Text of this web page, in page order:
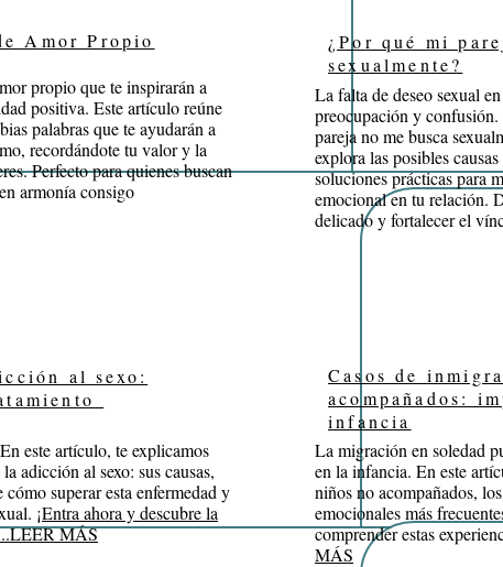
Amor Propio
propio que te inspirarán a
positiva. Este artículo reúne
palabras que te ayudarán a
recordándote tu valor y la
Perfecto para quienes buscan
armonía consigo
La falta de deseo sexual
preocupación y confusión.
pareja no me busca
explora las posibles
soluciones prácticas para
emocional en tu relación.
delicado y fortalecer el
¿Por qué mi
sexualmente?
al sexo:
este artículo, te explicamos
adicción al sexo: sus causas,
superar esta enfermedad y
¡Entra ahora y descubre la
MÁS
La migración en soledad
en la infancia. En este
niños no acompañados,
emocionales más
comprender estas
MÁS
Casos de
acompañados:
infancia